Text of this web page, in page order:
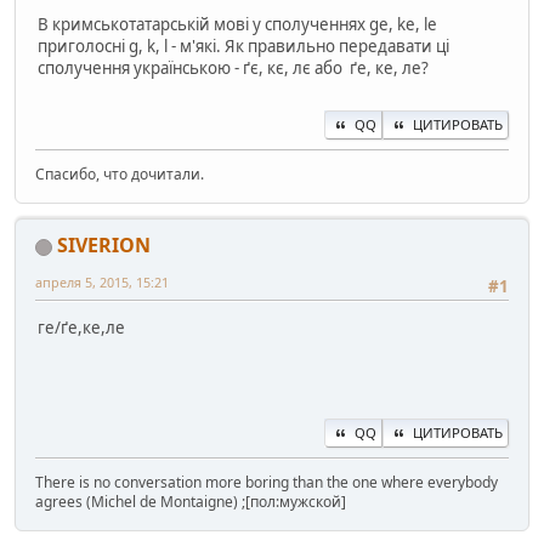
В кримськотатарській мові у сполученнях ge, ke, le
приголосні g, k, l - м'які. Як правильно передавати ці
сполучення українською - ґє, кє, лє або ґе, ке, ле?
QQ ЦИТИРОВАТЬ
Спасибо, что дочитали.
SIVERION
#1
апреля 5, 2015, 15:21
ге/ґе,ке,ле
QQ ЦИТИРОВАТЬ
There is no conversation more boring than the one where everybody
agrees (Michel de Montaigne) ;[пол:мужской]